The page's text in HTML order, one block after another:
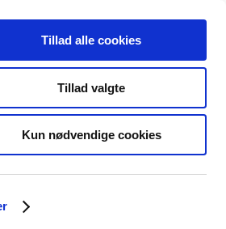
Tillad alle cookies
Tillad valgte
Kun nødvendige cookies